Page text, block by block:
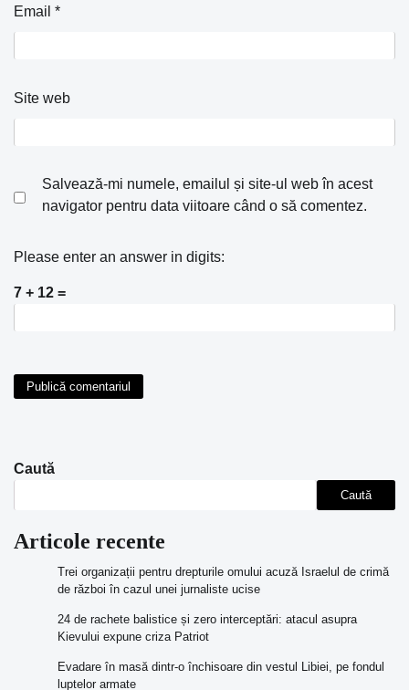
Email *
Site web
Salvează-mi numele, emailul și site-ul web în acest
navigator pentru data viitoare când o să comentez.
Please enter an answer in digits:
7 + 12 =
Caută
Caută
Articole recente
Trei organizații pentru drepturile omului acuză Israelul de crimă
de război în cazul unei jurnaliste ucise
24 de rachete balistice și zero interceptări: atacul asupra
Kievului expune criza Patriot
Evadare în masă dintr-o închisoare din vestul Libiei, pe fondul
luptelor armate